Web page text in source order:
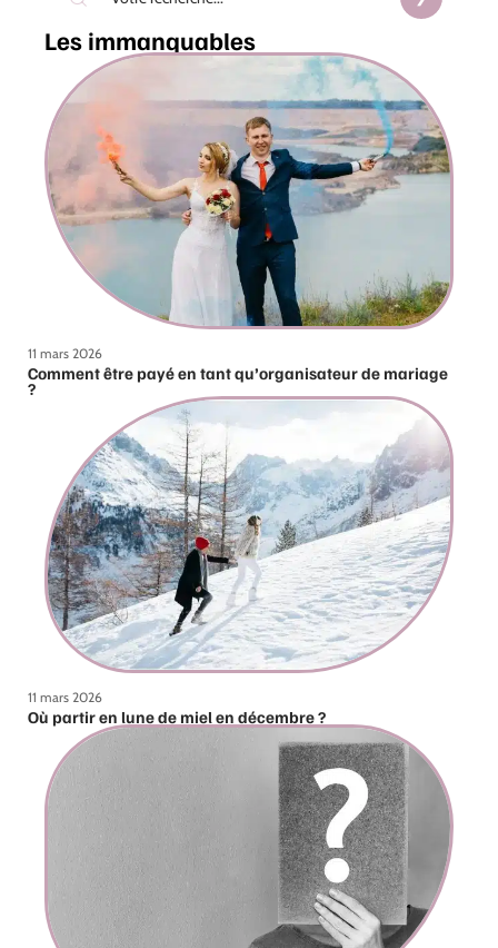
Les immanquables
11 mars 2026
Comment être payé en tant qu’organisateur de mariage
?
11 mars 2026
Où partir en lune de miel en décembre ?